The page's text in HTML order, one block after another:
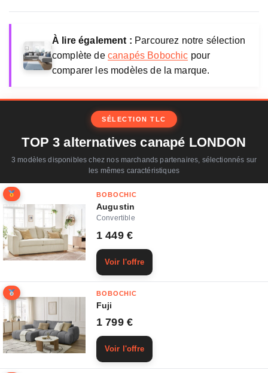
À lire également : Parcourez notre sélection
complète de canapés Bobochic pour
comparer les modèles de la marque.
SÉLECTION TLC
TOP 3 alternatives canapé LONDON
3 modèles disponibles chez nos marchands partenaires, sélectionnés sur
les mêmes caractéristiques
BOBOCHIC
Augustin
Convertible
1 449 €
Voir l'offre
BOBOCHIC
Fuji
1 799 €
Voir l'offre